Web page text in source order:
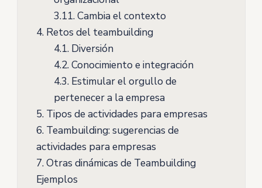
3.11.Cambia el contexto
4.Retos del teambuilding
4.1.Diversión
4.2.Conocimiento e integración
4.3.Estimular el orgullo de
pertenecer a la empresa
5.Tipos de actividades para empresas
6.Teambuilding: sugerencias de
actividades para empresas
7.Otras dinámicas de Teambuilding
Ejemplos